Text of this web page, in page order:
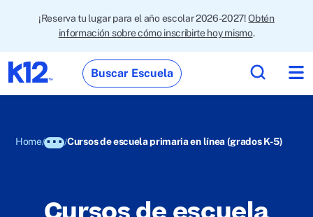
¡Reserva tu lugar para el año escolar 2026-2027!Obtén
información sobre cómo inscribirte hoy mismo.
Buscar Escuela
Home Cursos de escuela primaria en línea (grados K-5)